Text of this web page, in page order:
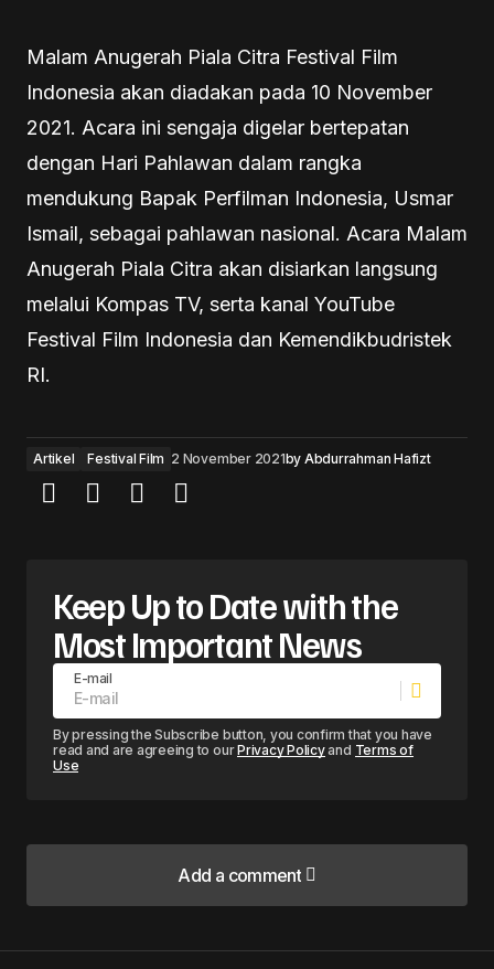
Malam Anugerah Piala Citra Festival Film
Indonesia akan diadakan pada 10 November
2021. Acara ini sengaja digelar bertepatan
dengan Hari Pahlawan dalam rangka
mendukung Bapak Perfilman Indonesia, Usmar
Ismail, sebagai pahlawan nasional. Acara Malam
Anugerah Piala Citra akan disiarkan langsung
melalui Kompas TV, serta kanal YouTube
Festival Film Indonesia dan Kemendikbudristek
RI.
Artikel Festival Film 2 November 2021by Abdurrahman Hafizt
Keep Up to Date with the
Most Important News
E-mail
By pressing the Subscribe button, you confirm that you have
read and are agreeing to ourPrivacy Policyand Terms of
Use
Add a comment
Add a comment